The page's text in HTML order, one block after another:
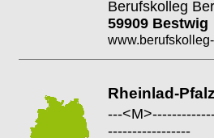
Berufskolleg
59909 Bestwig
Rheinlad-
---
-----------------